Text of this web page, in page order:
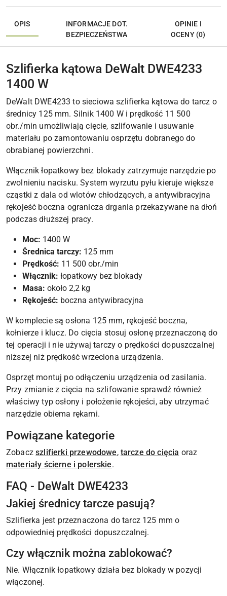
OPIS
INFORMACJE DOT.
BEZPIECZEŃSTWA
OPINIE I
OCENY (0)
Szlifierka kątowa DeWalt DWE4233
1400 W
DeWalt DWE4233 to sieciowa szlifierka kątowa do tarcz o
średnicy 125 mm. Silnik 1400 W i prędkość 11 500
obr./min umożliwiają cięcie, szlifowanie i usuwanie
materiału po zamontowaniu osprzętu dobranego do
obrabianej powierzchni.
Włącznik łopatkowy bez blokady zatrzymuje narzędzie po
zwolnieniu nacisku. System wyrzutu pyłu kieruje większe
cząstki z dala od wlotów chłodzących, a antywibracyjna
rękojeść boczna ogranicza drgania przekazywane na dłoń
podczas dłuższej pracy.
Moc: 1400 W
Średnica tarczy: 125 mm
Prędkość: 11 500 obr./min
Włącznik: łopatkowy bez blokady
Masa: około 2,2 kg
Rękojeść: boczna antywibracyjna
W komplecie są osłona 125 mm, rękojeść boczna,
kołnierze i klucz. Do cięcia stosuj osłonę przeznaczoną do
tej operacji i nie używaj tarczy o prędkości dopuszczalnej
niższej niż prędkość wrzeciona urządzenia.
Osprzęt montuj po odłączeniu urządzenia od zasilania.
Przy zmianie z cięcia na szlifowanie sprawdź również
właściwy typ osłony i położenie rękojeści, aby utrzymać
narzędzie obiema rękami.
Powiązane kategorie
Zobaczszlifierki przewodowe, tarcze do cięcia oraz
materiały ścierne i polerskie.
FAQ - DeWalt DWE4233
Jakiej średnicy tarcze pasują?
Szlifierka jest przeznaczona do tarcz 125 mm o
odpowiedniej prędkości dopuszczalnej.
Czy włącznik można zablokować?
Nie. Włącznik łopatkowy działa bez blokady w pozycji
włączonej.